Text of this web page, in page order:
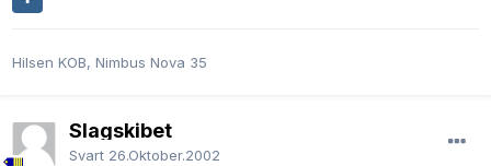
Hilsen KOB, Nimbus Nova 35
Slagskibet
Svart 26.Oktober.2002